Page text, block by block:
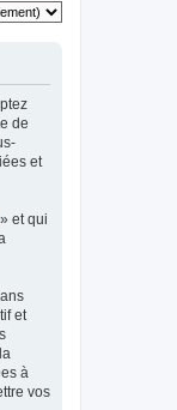
de
et
» et qui
et
à
vos